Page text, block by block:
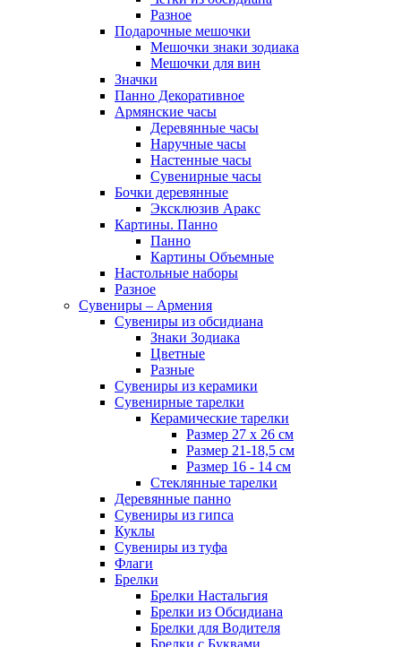
Разное
Подарочные мешочки
Мешочки знаки зодиака
Мешочки для вин
Значки
Панно Декоративное
Армянские часы
Деревянные часы
Наручные часы
Настенные часы
Сувенирные часы
Бочки деревянные
Эксклюзив Аракс
Картины. Панно
Панно
Картины Объемные
Настольные наборы
Разное
Сувениры – Армения
Сувениры из обсидиана
Знаки Зодиака
Цветные
Разные
Сувениры из керамики
Сувенирные тарелки
Керамические тарелки
Размер 27 х 26 см
Размер 21-18,5 см
Размер 16 - 14 см
Стеклянные тарелки
Деревянные панно
Сувениры из гипса
Куклы
Сувениры из туфа
Флаги
Брелки
Брелки Настальгия
Брелки из Обсидиана
Брелки для Водителя
Брелки с Буквами